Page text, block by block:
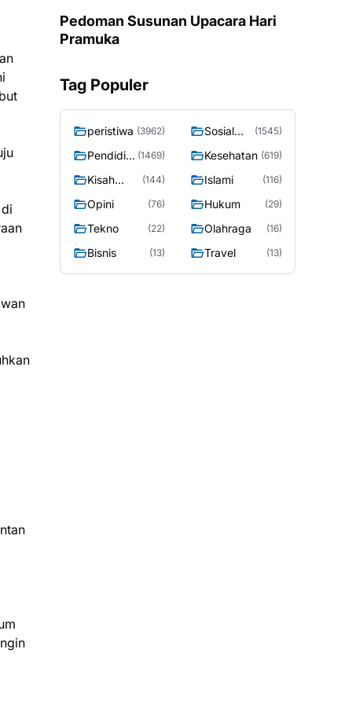
Pedoman Susunan Upacara Hari
Pramuka
Tag Populer
peristiwa (3962)
Sosial
(1545)
Pendidik (1469) Kesehatan (619)
Kisah
(144) Islami (116)
Opini (76) Hukum (29)
Tekno (22) Olahraga (16)
Bisnis (13) Travel (13)